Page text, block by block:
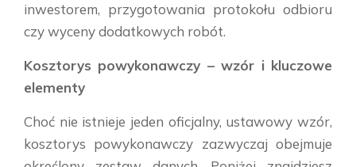
inwestorem, przygotowania protokołu odbioru
czy wyceny dodatkowych robót.
Kosztorys powykonawczy – wzór i kluczowe
elementy
Choć nie istnieje jeden oficjalny, ustawowy wzór,
kosztorys powykonawczy zazwyczaj obejmuje